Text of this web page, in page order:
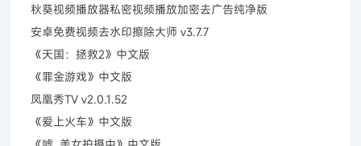
秋葵视频播放器私密视频播放加密去广告纯净版
安卓免费视频去水印擦除大师 v3.7.7
《天国：拯救2》中文版
《罪金游戏》中文版
凤凰秀TV v2.0.1.52
《爱上火车》中文版